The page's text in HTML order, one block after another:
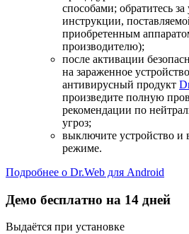
способами; обратитесь
инструкции,
приобретенным
производителю);
после активации
на зараженное
антивирусный продукт
произведите полную
рекомендации по
угроз;
выключите устройство
режиме.
Подробнее о Dr.Web для Android
Демо бесплатно на 14 дней
Выдаётся при установке